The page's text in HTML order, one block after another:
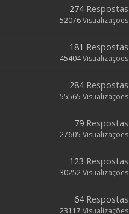
274 Respostas
52076Visualizações
181 Respostas
45404Visualizações
284 Respostas
55565 Visualizações
79 Respostas
27605 Visualizações
123 Respostas
30252Visualizações
64 Respostas
23117 Visualizações